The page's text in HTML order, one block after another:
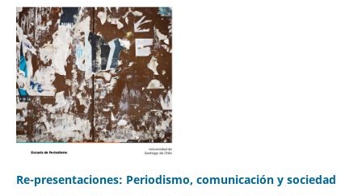
Re-presentaciones: Periodismo, comunicación y sociedad